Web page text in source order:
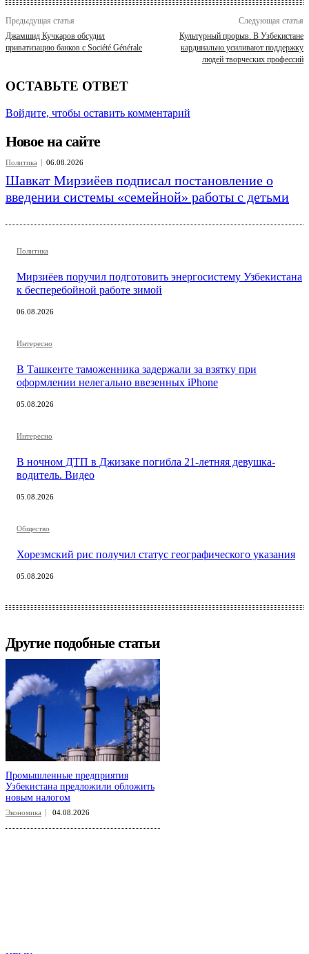
Предыдущая статья
Джамшид Кучкаров обсудил
приватизацию банков с Société Générale
Следующая статья
Культурный прорыв. В Узбекистане
кардинально усиливают поддержку
людей творческих профессий
ОСТАВЬТЕ ОТВЕТ
Войдите, чтобы оставить комментарий
Новое на сайте
Политика 06.08.2026
Шавкат Мирзиёев подписал постановление о
введении системы «семейной» работы с детьми
Политика
Мирзиёев поручил подготовить энергосистему Узбекистана
к бесперебойной работе зимой
06.08.2026
Интересно
В Ташкенте таможенника задержали за взятку при
оформлении нелегально ввезенных iPhone
05.08.2026
Интересно
В ночном ДТП в Джизаке погибла 21-летняя девушка-
водитель. Видео
05.08.2026
Общество
Хорезмский рис получил статус географического указания
05.08.2026
Другие подобные статьи
Промышленные предприятия
Узбекистана предложили обложить
новым налогом
Экономика 04.08.2026